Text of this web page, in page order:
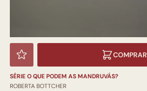
COMPRAR
SÉRIE O QUE PODEM AS MANDRUVÁS?
ROBERTA BOTTCHER